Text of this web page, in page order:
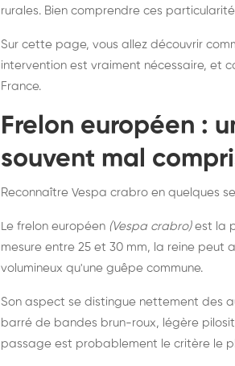
France
rurales. Bien comprendre ces
Sur cette page, vous allez découvrir
intervention est vraiment nécessaire, et
France.
Frelon européen :
souvent mal
Reconnaître Vespa crabro en quelques
Le frelon européen (Vespa crabro)est la
mesure entre 25 et 30 mm, la reine peut
volumineux qu'une guêpe commune.
Son aspect se distingue nettement des
barré de bandes brun-roux, légère
passage est probablement le critère le